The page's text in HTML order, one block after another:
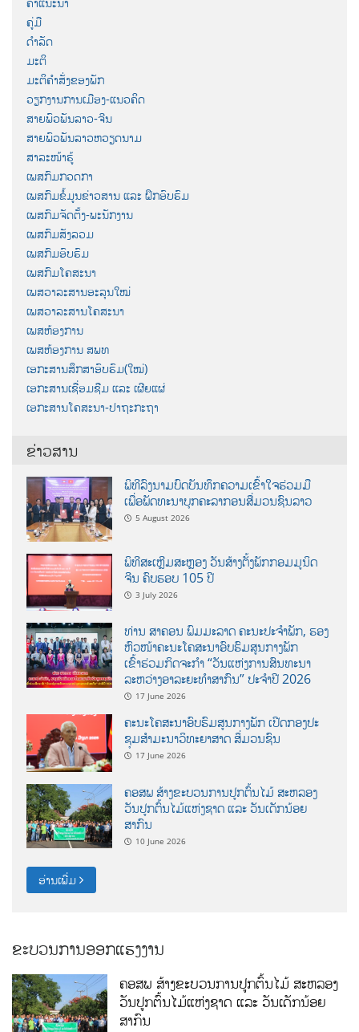
ຄູ່ມື
ດຳລັດ
ມະຕິ
ມະຕິຄຳສັ່ງຂອງພັກ
ວຽກງານການເມືອງ-ແນວຄິດ
ສາຍພົວພັນລາວ-ຈີນ
ສາຍພົວພັນລາວຫວຽດນາມ
ສາລະໜ້າຮູ້
ເພສກົມກວດກາ
ເພສກົມຂໍ້ມູນຂ່າວສານ ແລະ ຝຶກອົບຮົມ
ເພສກົມຈັດຕັ້ງ-ພະນັກງານ
ເພສກົມສັງລວມ
ເພສກົມອົບຮົມ
ເພສກົມໂຄສະນາ
ເພສວາລະສານອະລຸນໃໝ່
ເພສວາລະສານໂຄສະນາ
ເພສຫ້ອງການ
ເພສຫ້ອງການ ສພທ
ເອກະສານສຶກສາອົບຮົມ(ໃໝ່)
ເອກະສານເຊື່ອມຊືມ ແລະ ເຜີຍແຜ່
ເອກະສານໂຄສະນາ-ປາຖະກະຖາ
ຂ່າວສານ
ພິທີລົງນາມບົດບັນທຶກຄວາມເຂົ້າໃຈຮ່ວມມື
ເພື່ອພັດທະນາບຸກຄະລາກອນສື່ມວນຊົນລາວ
5 August 2026
ພິທີສະເຫຼີມສະຫຼອງ ວັນສ້າງຕັ້ງພັກກອມມູນິດ
ຈີນ ຄົບຮອບ 105 ປີ
3 July 2026
ທ່ານ ສາຄອນ ພົມມະລາດ ຄະນະປະຈໍາພັກ, ຮອງ
ຫົວໜ້າຄະນະໂຄສະນາອົບຮົມສູນກາງພັກ
ເຂົ້າຮ່ວມກິດຈະກຳ “ວັນແຫ່ງການສົນທະນາ
ລະຫວ່າງອາລະຍະທຳສາກົນ” ປະຈຳປີ 2026
17 June 2026
ຄະນະໂຄສະນາອົບຮົມສູນກາງພັກ ເປີດກອງປະ
ຊຸມສຳມະນາວິທະຍາສາດ ສຶ່ມວນຊົນ
17 June 2026
ຄອສພ ສ້າງຂະບວນການປູກຕົ້ນໄມ້ ສະຫລອງ
ວັນປູກຕົ້ນໄມ້ແຫ່ງຊາດ ແລະ ວັນເດັກນ້ອຍ
ສາກົນ
10 June 2026
ອ່ານເພີ່ມ
ຂະບວນການອອກແຮງງານ
ຄອສພ ສ້າງຂະບວນການປູກຕົ້ນໄມ້ ສະຫລອງ
ວັນປູກຕົ້ນໄມ້ແຫ່ງຊາດ ແລະ ວັນເດັກນ້ອຍ
ສາກົນ